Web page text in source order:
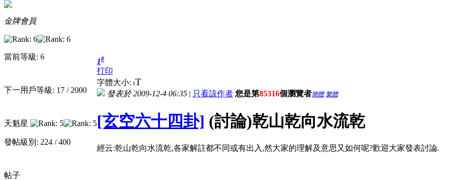
金牌會員
當前等級: 6
下一用戶等級: 17 / 2000
天魁星
發帖級別: 224 / 400
帖子
1#
打印
字體大小: tT
發表於 2009-12-4 06:35 | 只看該作者 您是第85316個瀏覽者簡體 繁體
[玄空六十四卦] (討論)乾山乾向水流乾
經云:乾山乾向水流乾,各家解註都不同或有出入,然大家的理解及意思又如何呢?歡迎大家發表討論.